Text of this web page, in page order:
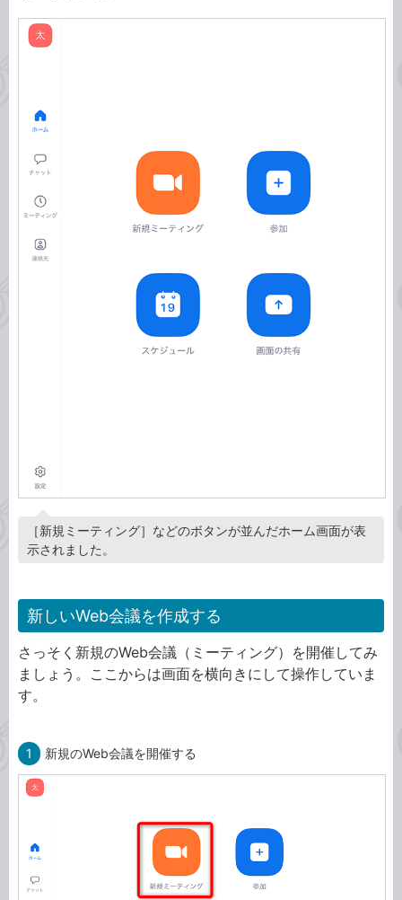
［新規ミーティング］などのボタンが並んだホーム画面が表
示されました。
新しいWeb会議を作成する
さっそく新規のWeb会議（ミーティング）を開催してみ
ましょう。ここからは画面を横向きにして操作していま
す。
1 新規のWeb会議を開催する